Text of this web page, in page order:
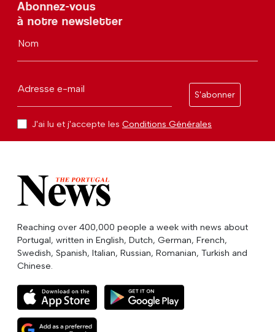
Abonnez-vous
à notre newsletter
Nom
Adresse e-mail
S'abonner
J'ai lu et j'accepte les Conditions Générales
Reaching over 400,000 people a week with news about
Portugal, written in English, Dutch, German, French,
Swedish, Spanish, Italian, Russian, Romanian, Turkish and
Chinese.